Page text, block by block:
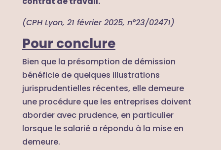
(CPH Lyon, 21 février 2025, n°23/02471)
Pour conclure
Bien que la présomption de démission
bénéficie de quelques illustrations
jurisprudentielles récentes, elle demeure
une procédure que les entreprises doivent
aborder avec prudence, en particulier
lorsque le salarié a répondu à la mise en
demeure.